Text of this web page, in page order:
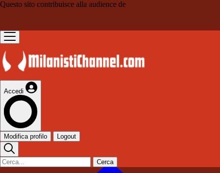
Questo sito contribuisce alla audience de
Accedi
Modifica profilo Logout
Cerca